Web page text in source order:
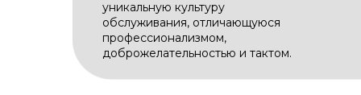
уникальную культуру
обслуживания, отличающуюся
профессионализмом,
доброжелательностью и тактом.